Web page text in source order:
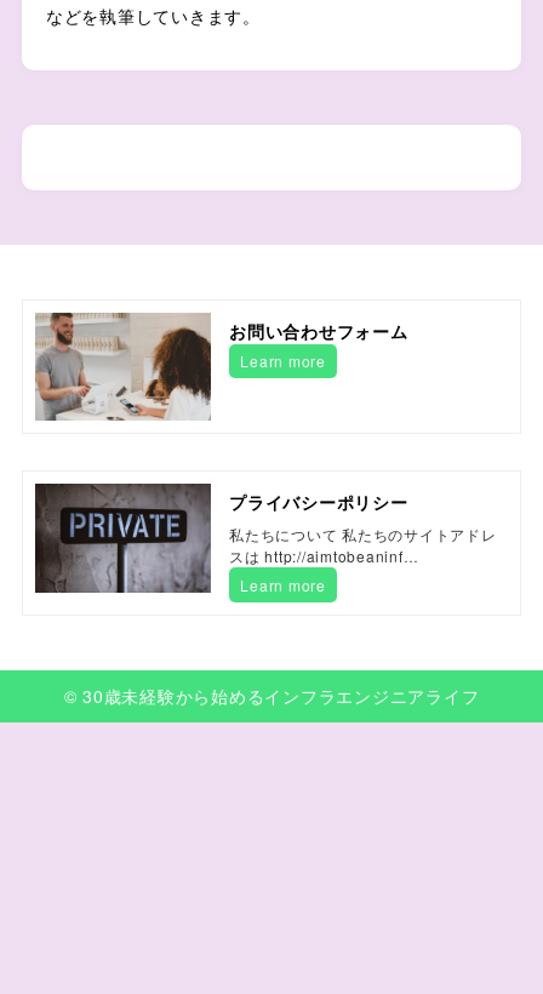
などを執筆していきます。
お問い合わせフォーム
Learn more
プライバシーポリシー
私たちについて 私たちのサイトアドレ
スは http://aimtobeaninf…
Learn more
© 30歳未経験から始めるインフラエンジニアライフ